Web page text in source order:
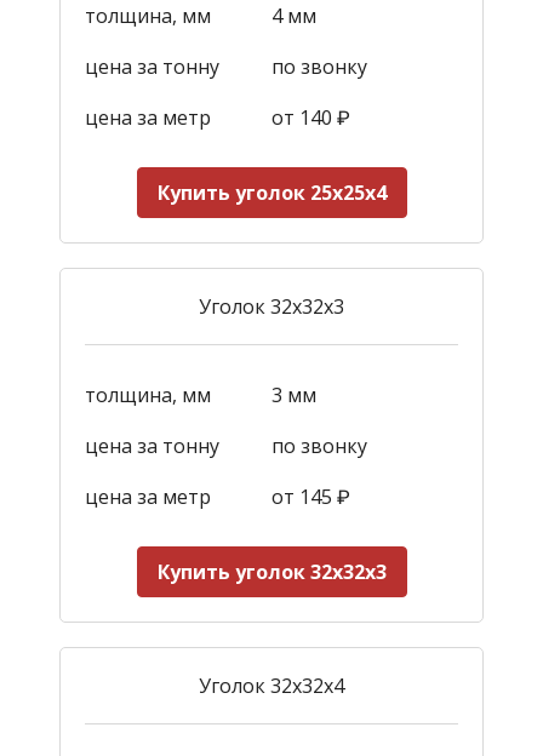
толщина, мм
4 мм
цена за тонну
по звонку
цена за метр
от 140 ₽
Купить уголок 25х25х4
Уголок 32х32х3
толщина, мм
3 мм
цена за тонну
по звонку
цена за метр
от 145 ₽
Купить уголок 32х32х3
Уголок 32х32х4